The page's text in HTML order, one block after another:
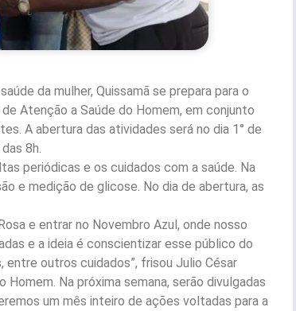
da mulher, Quissamã se prepara para o
Atenção a Saúde do Homem, em conjunto
A abertura das atividades será no dia 1° de
8h.
periódicas e os cuidados com a saúde. Na
e medição de glicose. No dia de abertura, as
e entrar no Novembro Azul, onde nosso
e a ideia é conscientizar esse público do
entre outros cuidados”, frisou Julio César
Na próxima semana, serão divulgadas
um mês inteiro de ações voltadas para a